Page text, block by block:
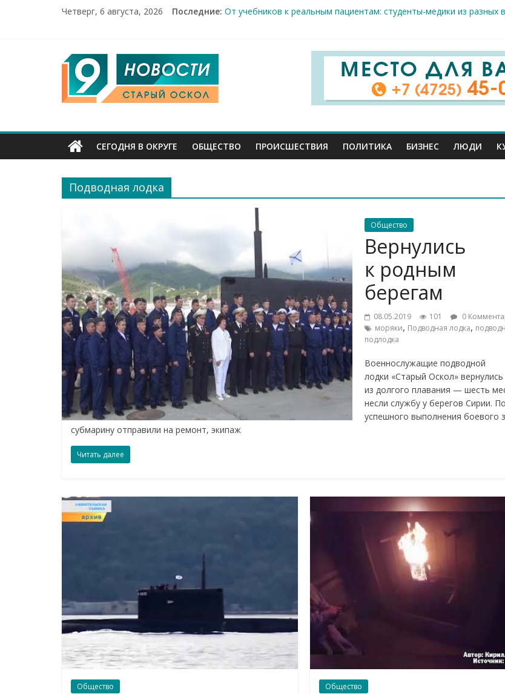
Четверг, 6 августа, 2026 Последние: От учебников к реальным пациентам: студенты-медики из разных
Город первого салюта отмечает 83-ю годовщину освобождения
Александр Шуваев доложил Владимиру Путину о текущей работе
9
Канал
Старый
Оскол
СЕГОДНЯ В ОКРУГЕ ОБЩЕСТВО ПРОИСШЕСТВИЯ ПОЛИТИКА БИЗНЕС ЛЮДИ
Подводная лодка
Общество
Вернулись
к родным
берегам
08.05.2019 101
0
моряки, Подводная лодка,
подлодка
Военнослужащие подводной
лодки «Старый Оскол» вернулись
из долгого плавания — шесть
несли службу у берегов Сирии.
успешного выполнения боевого
субмарину отправили на ремонт, экипаж
Читать далее
Общество Общество